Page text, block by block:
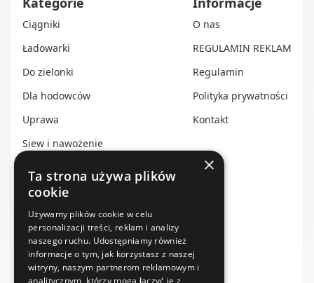
Ciągniki
Ładowarki
Do zielonki
Dla hodowców
Uprawa
Siew i nawożenie
Transport i przechowywanie
Do zbioru
Rolnictwo precyzyjne
Dealerzy
O nas
REGULAMIN REKLAM
Regulamin
Polityka prywatności
Kontakt
×
Ta strona używa plików
cookie
Używamy plików cookie w celu
personalizacji treści, reklam i analizy
naszego ruchu. Udostępniamy również
informacje o tym, jak korzystasz z naszej
witryny, naszym partnerom reklamowym i
analitycznym, którzy mogą łączyć je z